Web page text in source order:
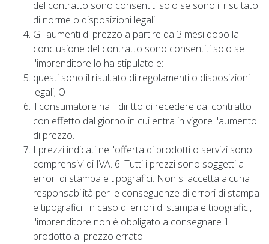
del contratto sono consentiti solo se sono il risultato
di norme o disposizioni legali.
Gli aumenti di prezzo a partire da 3 mesi dopo la
conclusione del contratto sono consentiti solo se
l'imprenditore lo ha stipulato e:
questi sono il risultato di regolamenti o disposizioni
legali; O
il consumatore ha il diritto di recedere dal contratto
con effetto dal giorno in cui entra in vigore l'aumento
di prezzo.
I prezzi indicati nell'offerta di prodotti o servizi sono
comprensivi di IVA. 6. Tutti i prezzi sono soggetti a
errori di stampa e tipografici. Non si accetta alcuna
responsabilità per le conseguenze di errori di stampa
e tipografici. In caso di errori di stampa e tipografici,
l'imprenditore non è obbligato a consegnare il
prodotto al prezzo errato.